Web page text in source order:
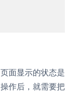
面显示的状态是
作后，就需要把